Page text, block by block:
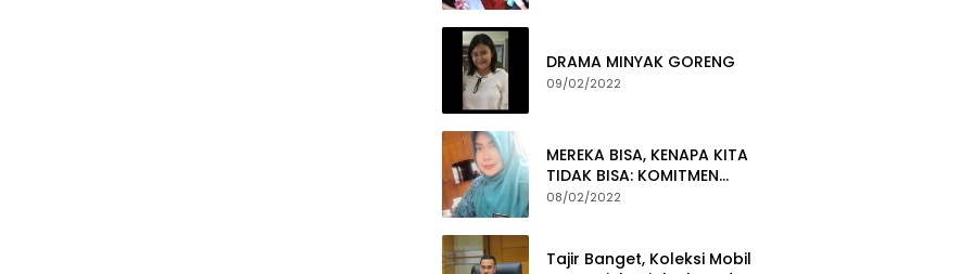
DRAMA MINYAK GORENG
09/02/2022
MEREKA BISA, KENAPA KITA
TIDAK BISA: KOMITMEN
PEMBERANTASAN KORUPSI
08/02/2022
Tajir Banget, Koleksi Mobil